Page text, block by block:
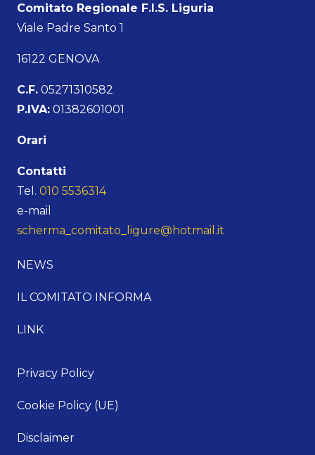
Comitato Regionale F.I.S. Liguria
Viale Padre Santo 1
16122 GENOVA
C.F. 05271310582
P.IVA: 01382601001
Orari
Contatti
Tel. 010 5536314
e-mail
scherma_comitato_ligure@hotmail.it
NEWS
IL COMITATO INFORMA
LINK
Privacy Policy
Cookie Policy (UE)
Disclaimer